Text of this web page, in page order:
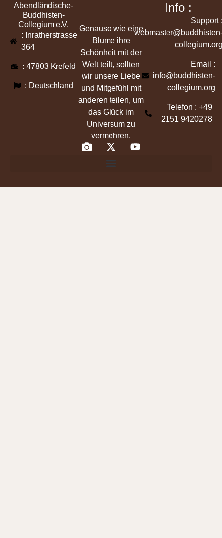
Abendländische-
Buddhisten-
Collegium e.V.
: Inratherstrasse
364
: 47803 Krefeld
: Deutschland
Genauso wie eine
Blume ihre
Schönheit mit der
Welt teilt, sollten
wir unsere Liebe
und Mitgefühl mit
anderen teilen, um
das Glück im
Universum zu
vermehren.
Info :
Support :
webmaster@buddhisten-
collegium.org
Email :
info@buddhisten-
collegium.org
Telefon : +49
2151 9420278